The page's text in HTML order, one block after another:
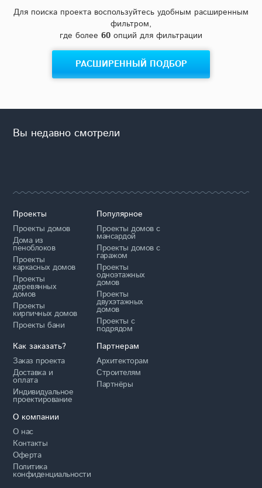
Для поиска проекта воспользуйтесь удобным расширенным
фильтром,
где более 60 опций для фильтрации
РАСШИРЕННЫЙ ПОДБОР
Вы недавно смотрели
Проекты
Проекты домов
Дома из
пеноблоков
Проекты
каркасных домов
Проекты
деревянных
домов
Проекты
кирпичных домов
Проекты бани
Популярное
Проекты домов с
мансардой
Проекты домов с
гаражом
Проекты
одноэтажных
домов
Проекты
двухэтажных
домов
Проекты с
подрядом
Как заказать?
Заказ проекта
Доставка и
оплата
Индивидуальное
проектирование
Партнерам
Архитекторам
Строителям
Партнёры
О компании
О нас
Контакты
Оферта
Политика
конфиденциальности